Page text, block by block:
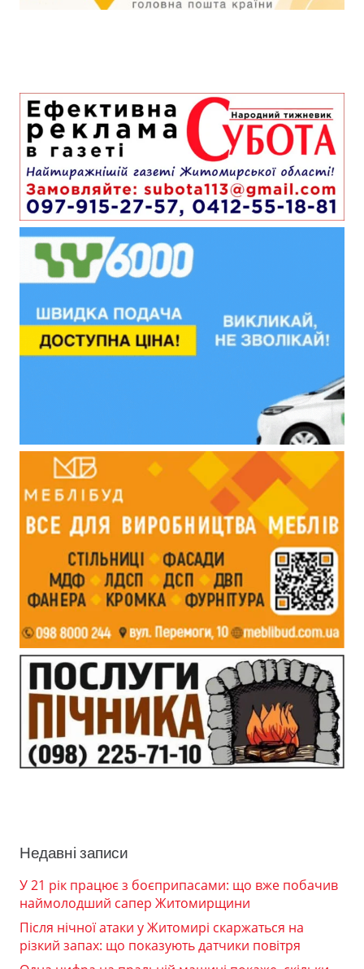
Недавні записи
У 21 рік працює з боєприпасами: що вже побачив
наймолодший сапер Житомирщини
Після нічної атаки у Житомирі скаржаться на
різкий запах: що показують датчики повітря